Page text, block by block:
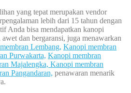
yang tepat merupakan vendor
lebih dari 15 tahun dengan
Anda bisa mendapatkan kanopi
dan bergaransi, juga menawarkan
Lembang, Kanopi membran
Purwakarta, Kanopi membran
Majalengka, Kanopi membran
Pangandaran, penawaran menarik